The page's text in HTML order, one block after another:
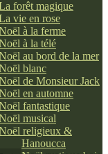
forêt magique
vie en rose
à la ferme
à la télé
au bord de la mer
blanc
de Monsieur Jack
en automne
fantastique
musical
religieux &
Hanoucca